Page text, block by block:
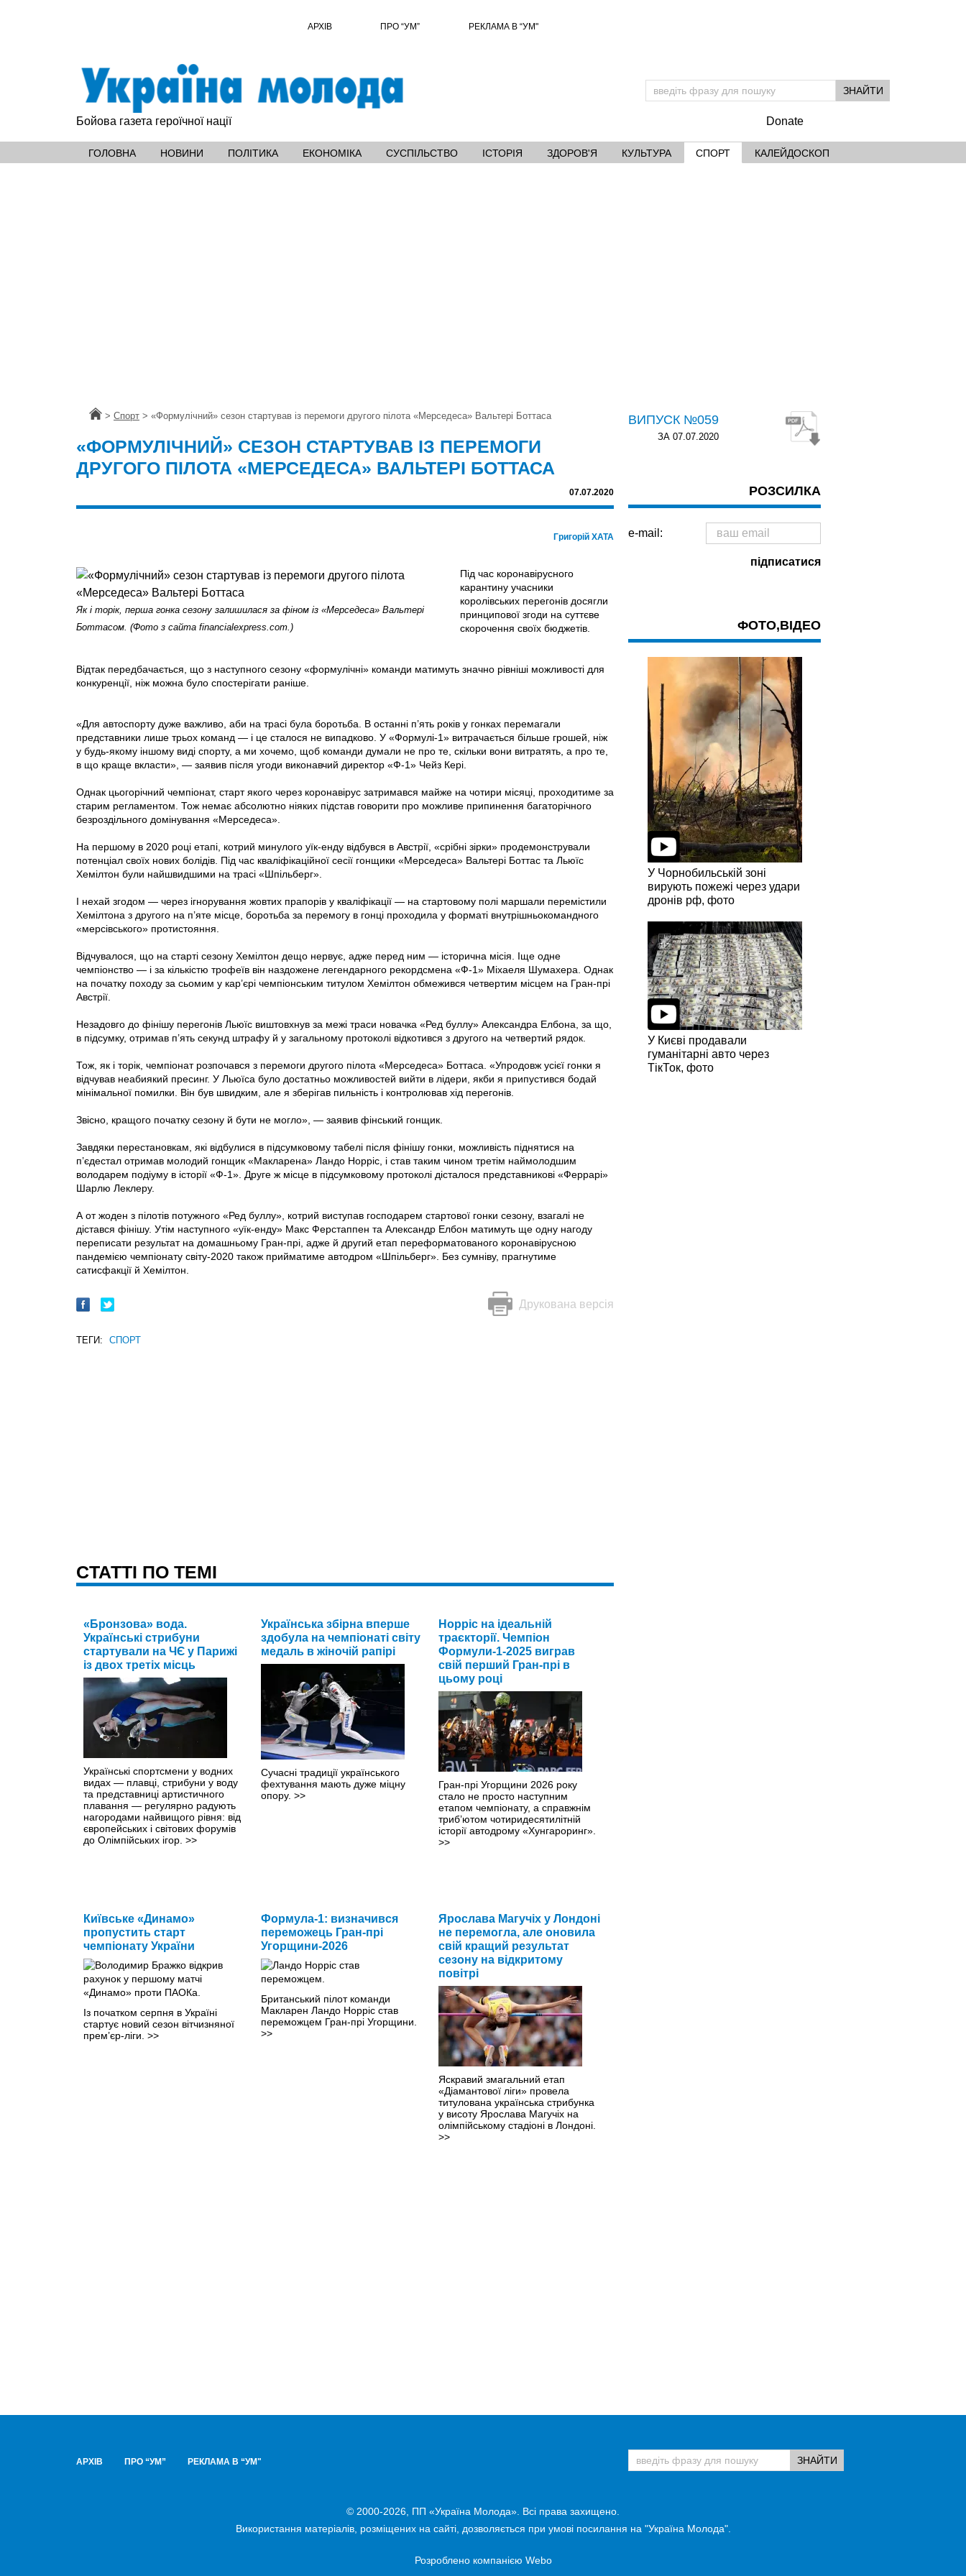
АРХІВ ПРО “УМ” РЕКЛАМА В “УМ"
Бойова газета героїчної нації Donate
ГОЛОВНА НОВИНИ ПОЛІТИКА ЕКОНОМІКА СУСПІЛЬСТВО ІСТОРІЯ ЗДОРОВ'Я КУЛЬТУРА СПОРТ КАЛЕЙДОСКОП
Головна
> Спорт > «Формулічний» сезон стартував із перемоги другого пілота «Мерседеса» Вальтері Боттаса
«ФОРМУЛІЧНИЙ» СЕЗОН СТАРТУВАВ ІЗ ПЕРЕМОГИ
ДРУГОГО ПІЛОТА «МЕРСЕДЕСА» ВАЛЬТЕРІ БОТТАСА
07.07.2020
Григорій ХАТА
Як і торік, перша гонка сезону залишилася за фіном із «Мерседеса» Вальтері
Боттасом. (Фото з сайта financialexpress.com.)
Під час коронавірусного
карантину учасники
королівських перегонів досягли
принципової згоди на суттєве
скорочення своїх бюджетів.
Відтак передбачається, що з наступного сезону «формулічні» команди матимуть значно рівніші можливості для
конкуренції, ніж можна було спостерігати раніше.
«Для автоспорту дуже важливо, аби на трасі була боротьба. В останні п’ять років у гонках перемагали
представники лише трьох команд — і це сталося не випадково. У «Формулі-1» витрачається більше грошей, ніж
у будь-якому іншому виді спорту, а ми хочемо, щоб команди думали не про те, скільки вони витратять, а про те,
в що краще вкласти», — заявив після угоди виконавчий директор «Ф-1» Чейз Кері.
Однак цьогорічний чемпіонат, старт якого через коронавірус затримався майже на чотири місяці, проходитиме за
старим регламентом. Тож немає абсолютно ніяких підстав говорити про можливе припинення багаторічного
безроздільного домінування «Мерседеса».
На першому в 2020 році етапі, котрий минулого уїк-енду відбувся в Австрії, «срібні зірки» продемонстрували
потенціал своїх нових болідів. Під час кваліфікаційної сесії гонщики «Мерседеса» Вальтері Боттас та Льюїс
Хемілтон були найшвидшими на трасі «Шпільберг».
І нехай згодом — через ігнорування жовтих прапорів у кваліфікації — на стартовому полі маршали перемістили
Хемілтона з другого на п’яте місце, боротьба за перемогу в гонці проходила у форматі внутрішньокомандного
«мерсівського» протистояння.
Відчувалося, що на старті сезону Хемілтон дещо нервує, адже перед ним — історична місія. Іще одне
чемпіонство — і за кількістю трофеїв він наздожене легендарного рекордсмена «Ф-1» Міхаеля Шумахера. Однак
на початку походу за сьомим у кар’єрі чемпіонським титулом Хемілтон обмежився четвертим місцем на Гран-прі
Австрії.
Незадовго до фінішу перегонів Льюїс виштовхнув за межі траси новачка «Ред буллу» Александра Елбона, за що,
в підсумку, отримав п’ять секунд штрафу й у загальному протоколі відкотився з другого на четвертий рядок.
Тож, як і торік, чемпіонат розпочався з перемоги другого пілота «Мерседеса» Боттаса. «Упродовж усієї гонки я
відчував неабиякий пресинг. У Льюїса було достатньо можливостей вийти в лідери, якби я припустився бодай
мінімальної помилки. Він був швидким, але я зберігав пильність і контролював хід перегонів.
Звісно, кращого початку сезону й бути не могло», — заявив фінський гонщик.
Завдяки перестановкам, які відбулися в підсумковому табелі після фінішу гонки, можливість піднятися на
п’єдестал отримав молодий гонщик «Макларена» Ландо Норріс, і став таким чином третім наймолодшим
володарем подіуму в історії «Ф-1». Друге ж місце в підсумковому протоколі дісталося представникові «Феррарі»
Шарлю Леклеру.
А от жоден з пілотів потужного «Ред буллу», котрий виступав господарем стартової гонки сезону, взагалі не
дістався фінішу. Утім наступного «уїк-енду» Макс Ферстаппен та Александр Елбон матимуть ще одну нагоду
переписати результат на домашньому Гран-прі, адже й другий етап переформатованого коронавірусною
пандемією чемпіонату світу-2020 також прийматиме автодром «Шпільберг». Без сумніву, прагнутиме
сатисфакції й Хемілтон.
Друкована версія
ТЕГИ: СПОРТ
CТАТТІ ПО ТЕМІ
«Бронзова» вода.
Українські стрибуни
стартували на ЧЄ у Парижі
із двох третіх місць
Українські спортсмени у водних
видах — плавці, стрибуни у воду
та представниці артистичного
плавання — регулярно радують
нагородами найвищого рівня: від
європейських і світових форумів
до Олімпійських ігор. >>
Українська збірна вперше
здобула на чемпіонаті світу
медаль в жіночій рапірі
Сучасні традиції українського
фехтування мають дуже міцну
опору. >>
Норріс на ідеальній
траєкторії. Чемпіон
Формули-1-2025 виграв
свій перший Гран-прі в
цьому році
Гран-прі Угорщини 2026 року
стало не просто наступним
етапом чемпіонату, а справжнім
триб’ютом чотиридесятилітній
історії автодрому «Хунгароринг».
>>
Київське «Динамо»
пропустить старт
чемпіонату України
Із початком серпня в Україні
стартує новий сезон вітчизняної
прем’єр-ліги. >>
Формула-1: визначився
переможець Гран-прі
Угорщини-2026
Британський пілот команди
Макларен Ландо Норріс став
переможцем Гран-прі Угорщини.
>>
Ярослава Магучіх у Лондоні
не перемогла, але оновила
свій кращий результат
сезону на відкритому
повітрі
Яскравий змагальний етап
«Діамантової ліги» провела
титулована українська стрибунка
у висоту Ярослава Магучіх на
олімпійському стадіоні в Лондоні.
>>
ВИПУСК №059
ЗА 07.07.2020
РОЗСИЛКА
e-mail:
ФОТО,ВІДЕО
У Чорнобильській зоні
вирують пожежі через удари
дронів рф, фото
У Києві продавали
гуманітарні авто через
ТікТок, фото
АРХІВ ПРО “УМ” РЕКЛАМА В “УМ"
© 2000-2026, ПП «Україна Молода». Всі права захищено.
Використання матеріалів, розміщених на сайті, дозволяється при умові посилання на "Україна Молода".
Розроблено компанією Webo